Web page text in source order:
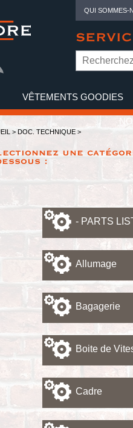
QUI SOMMES-
VÊTEMENTS GOODIES
> DOC. TECHNIQUE >
une
:
- PARTS
Allumage
Bagagerie
Boite de
Cadre